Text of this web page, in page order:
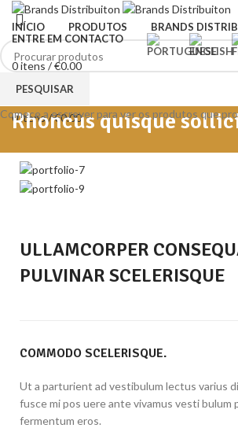
INÍCIO PRODUTOS BRANDS
ENTRE EM CONTACTO
0itens /€0.00
Menu
0itens/€0.00
Rhoncus quisque
ULLAMCORPER
PULVINAR SCELERISQUE
COMMODO SCELERISQUE.
Ut a parturient ad vestibulum lectus varius
fusce mi pos uere ante vivamus vesti bulum
fermentum eros.
PESQUISAR
Comece a escrever para ver os produtos que